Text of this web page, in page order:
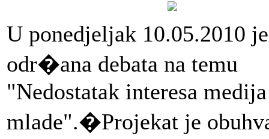
U ponedjeljak 10.05.2010 je
odr�ana debata na temu
"Nedostatak interesa
mlade".�Projekat je